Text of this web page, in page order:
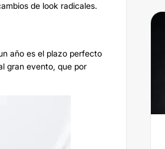
de look radicales.
año es el plazo perfecto
gran evento, que por